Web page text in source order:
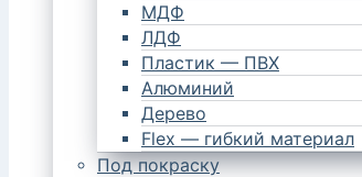
МДФ
ЛДФ
Пластик — ПВХ
Алюминий
Дерево
Flex — гибкий материал
Под покраску